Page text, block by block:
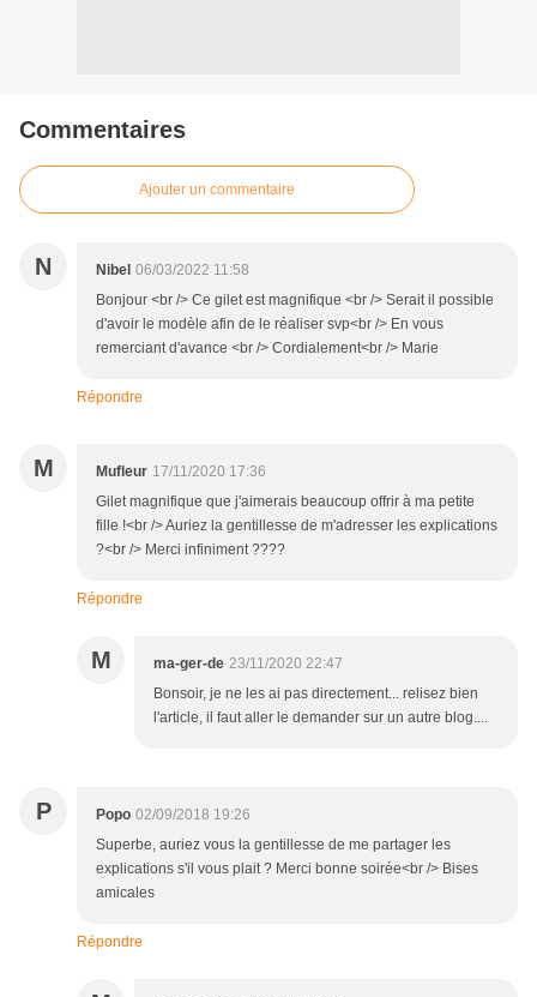
Commentaires
Ajouter un commentaire
N Nibel 06/03/2022 11:58
Bonjour <br /> Ce gilet est magnifique <br /> Serait il possible
d'avoir le modèle afin de le réaliser svp<br /> En vous
remerciant d'avance <br /> Cordialement<br /> Marie
Répondre
M Mufleur 17/11/2020 17:36
Gilet magnifique que j'aimerais beaucoup offrir à ma petite
fille !<br /> Auriez la gentillesse de m'adresser les explications
?<br /> Merci infiniment ????
Répondre
M ma-ger-de 23/11/2020 22:47
Bonsoir, je ne les ai pas directement... relisez bien
l'article, il faut aller le demander sur un autre blog....
P Popo 02/09/2018 19:26
Superbe, auriez vous la gentillesse de me partager les
explications s'il vous plait ? Merci bonne soirée<br /> Bises
amicales
Répondre